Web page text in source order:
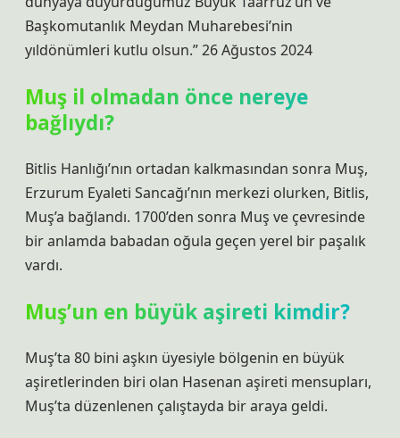
Başkomutanlık Meydan Muharebesi’nin
yıldönümleri kutlu olsun.” 26 Ağustos 2024
Muş il olmadan önce nereye
bağlıydı?
Bitlis Hanlığı’nın ortadan kalkmasından sonra Muş,
Erzurum Eyaleti Sancağı’nın merkezi olurken, Bitlis,
Muş’a bağlandı. 1700’den sonra Muş ve çevresinde
bir anlamda babadan oğula geçen yerel bir paşalık
vardı.
Muş’un en büyük aşireti kimdir?
Muş’ta 80 bini aşkın üyesiyle bölgenin en büyük
aşiretlerinden biri olan Hasenan aşireti mensupları,
Muş’ta düzenlenen çalıştayda bir araya geldi.